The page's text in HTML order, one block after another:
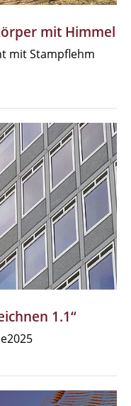
mit Himmel
mit Stampflehm
1.1“